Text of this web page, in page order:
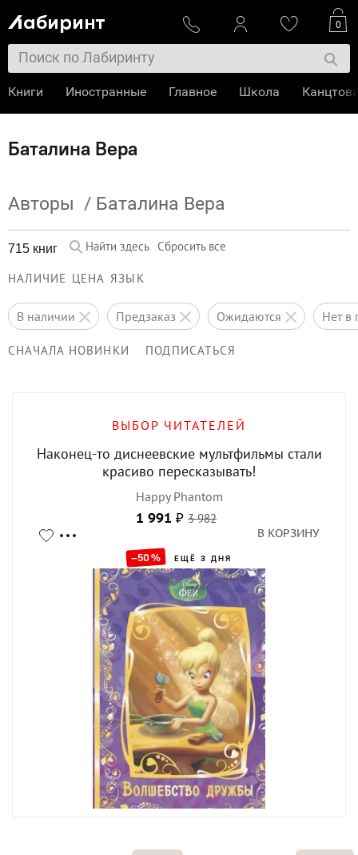
Баталина Вера
Авторы / Баталина Вера
715 книг Найти здесь Сбросить все
НАЛИЧИЕ ЦЕНА ЯЗЫК
в наличии предзаказ ожидаются нет
СНАЧАЛА НОВИНКИ ПОДПИСАТЬСЯ
ВЫБОР ЧИТАТЕЛЕЙ
Наконец-то диснеевские мультфильмы стали
красиво пересказывать!
Happy Phantom
В КОРЗИНУ
1 991 ₽ 3 982
–50% ЕЩЁ 3 ДНЯ
0
Книги Иностранные Главное Школа